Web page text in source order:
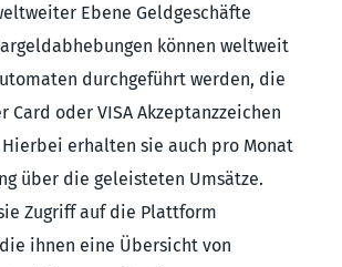
Ebene Geldgeschäfte
können weltweit
durchgeführt werden, die
Card oder VISA Akzeptanzzeichen
erhalten sie auch pro Monat
über die geleisteten Umsätze.
Zugriff auf die Plattform
ihnen eine Übersicht von